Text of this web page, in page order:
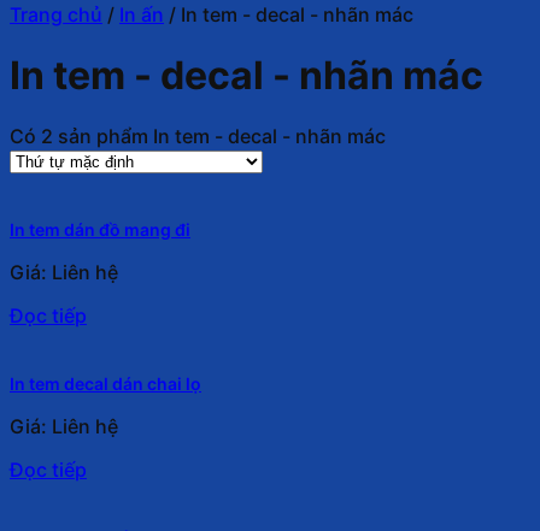
Trang chủ / In ấn / In tem - decal - nhãn mác
In tem - decal - nhãn mác
Có 2 sản phẩm In tem - decal - nhãn mác
In tem dán đồ mang đi
Giá: Liên hệ
Đọc tiếp
In tem decal dán chai lọ
Giá: Liên hệ
Đọc tiếp